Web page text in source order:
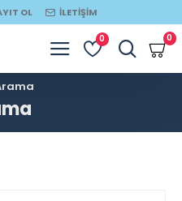
OL İLETIŞIM
0 0